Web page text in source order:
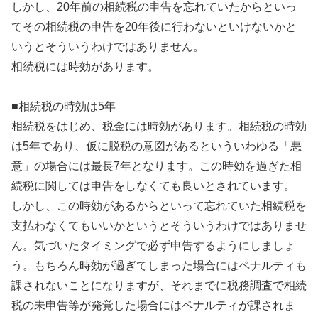
しかし、20年前の相続税の申告を忘れていたからといっ
てその相続税の申告を20年後に行わないといけないかと
いうとそういうわけではありません。
相続税には時効があります。
■相続税の時効は5年
相続税をはじめ、税金には時効があります。相続税の時効
は5年であり、仮に脱税の意図があるといういわゆる「悪
意」の場合には最長7年となります。この時効を過ぎた相
続税に関しては申告をしなくても良いとされています。
しかし、この時効があるからといって忘れていた相続税を
支払わなくてもいいかというとそういうわけではありませ
ん。気づいたタイミングで必ず申告するようにしましょ
う。もちろん時効が過ぎてしまった場合にはペナルティも
課されないことになりますが、それまでに税務調査で相続
税の未申告等が発覚した場合にはペナルティが課されま